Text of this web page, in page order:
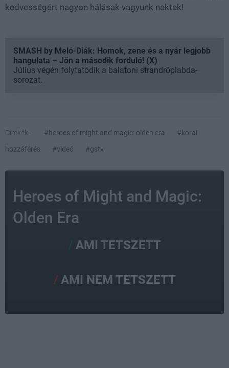
kedvességért nagyon hálásak vagyunk nektek!
SMASH by Meló-Diák: Homok, zene és a nyár legjobb
hangulata – Jön a második forduló! (X)
Július végén folytatódik a balatoni strandröplabda-
sorozat.
Címkék: #heroes of might and magic: olden era
#korai
hozzáférés
#videó #gstv
Heroes of Might and Magic:
Olden Era
AMI TETSZETT
AMI NEM TETSZETT